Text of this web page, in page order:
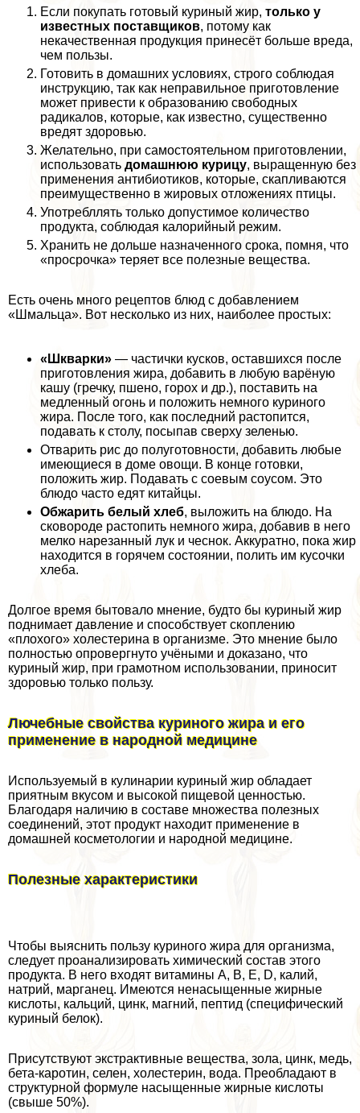
Если покупать готовый куриный жир, только у
известных поставщиков, потому как
некачественная продукция принесёт больше вреда,
чем пользы.
Готовить в домашних условиях, строго соблюдая
инструкцию, так как неправильное приготовление
может привести к образованию свободных
радикалов, которые, как известно, существенно
вредят здоровью.
Желательно, при самостоятельном приготовлении,
использовать домашнюю курицу, выращенную без
применения антибиотиков, которые, скапливаются
преимущественно в жировых отложениях птицы.
Употрeбллять только допустимое количество
продукта, соблюдая калорийный режим.
Хранить не дольше назначенного срока, помня, что
«просрочка» теряет все полезные вещества.
Есть очень много рецептов блюд с добавлением
«Шмальца». Вот несколько из них, наиболее простых:
«Шкварки» — частички кусков, оставшихся после
приготовления жира, добавить в любую варёную
кашу (гречку, пшено, горох и др.), поставить на
медленный огонь и положить немного куриного
жира. После того, как последний растопится,
подавать к столу, посыпав сверху зеленью.
Отварить рис до полуготовности, добавить любые
имеющиеся в доме овощи. В конце готовки,
положить жир. Подавать с соевым соусом. Это
блюдо часто едят китайцы.
Обжарить белый хлеб, выложить на блюдо. На
сковороде растопить немного жира, добавив в него
мелко нарезанный лук и чеснок. Аккуратно, пока жир
находится в горячем состоянии, полить им кусочки
хлеба.
Долгое время бытовало мнение, будто бы куриный жир
поднимает давление и способствует скоплению
«плохого» холестерина в организме. Это мнение было
полностью опровергнуто учёными и доказано, что
куриный жир, при грамотном использовании, приносит
здоровью только пользу.
Лючебные свойства куриного жира и его
применение в народной медицине
Используемый в кулинарии куриный жир обладает
приятным вкусом и высокой пищевой ценностью.
Благодаря наличию в составе множества полезных
соединений, этот продукт находит применение в
домашней косметологии и народной медицине.
Полезные хаpaктеристики
Чтобы выяснить пользу куриного жира для организма,
следует проанализировать химический состав этого
продукта. В него входят витамины A, B, E, D, калий,
натрий, марганец. Имеются ненасыщенные жирные
кислоты, кальций, цинк, магний, пептид (специфический
куриный белок).
Присутствуют экстpaктивные вещества, зола, цинк, медь,
бета-каротин, селен, холестерин, вода. Преобладают в
структурной формуле насыщенные жирные кислоты
(свыше 50%).